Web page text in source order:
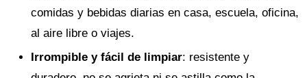
comidas y bebidas diarias en casa, escuela, oficina,
al aire libre o viajes.
Irrompible y fácil de limpiar: resistente y